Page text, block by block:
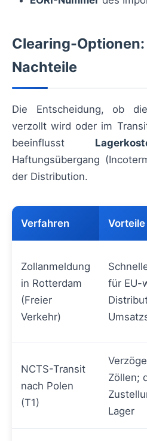
Clearing-
Nachteile
Die Entscheidung, ob
verzollt wird oder im
beeinflusst
Haftungsübergang
der Distribution.
Verfahren Vorteile
Zollanmeldung
in Rotterdam
(Freier
Verkehr)
für EU-
NCTS-Transit
nach Polen
(T1)
Zöllen;
Lager